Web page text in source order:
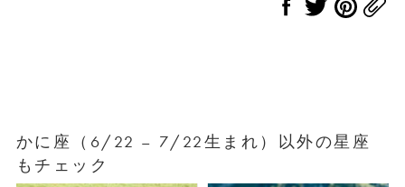
かに座（6/22 – 7/22生まれ）以外の星座
もチェック